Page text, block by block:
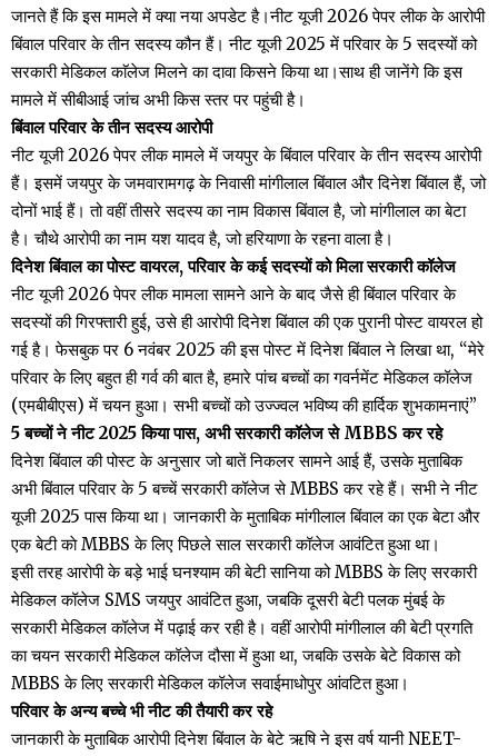
जानते हैं कि इस मामले में क्या नया अपडेट है।नीट यूजी 2026 पेपर लीक के आरोपी
बिंवाल परिवार के तीन सदस्य कौन हैं। नीट यूजी 2025 में परिवार के 5 सदस्यों को
सरकारी मेडिकल काॅलेज मिलने का दावा किसने किया था।साथ ही जानेंगे कि इस
मामले में सीबीआई जांच अभी किस स्तर पर पहुंची है।
बिंवाल परिवार के तीन सदस्य आरोपी
नीट यूजी 2026 पेपर लीक मामले में जयपुर के बिंवाल परिवार के तीन सदस्य आरोपी
हैं। इसमें जयपुर के जमवारामगढ़ के निवासी मांगीलाल बिंवाल और दिनेश बिंवाल हैं, जो
दोनों भाई हैं। तो वहीं तीसरे सदस्य का नाम विकास बिंवाल है, जो मांगीलाल का बेटा
है। चौथे आरोपी का नाम यश यादव है, जो हरियाणा के रहना वाला है।
दिनेश बिंवाल का पोस्ट वायरल, परिवार के कई सदस्यों को मिला सरकारी कॉलेज
नीट यूजी 2026 पेपर लीक मामला सामने आने के बाद जैसे ही बिंवाल परिवार के
सदस्यों की गिरफ्तारी हुई, उसे ही आरोपी दिनेश बिंवाल की एक पुरानी पोस्ट वायरल हो
गई है। फेसबुक पर 6 नवंबर 2025 की इस पोस्ट में दिनेश बिंवाल ने लिखा था, “मेरे
परिवार के लिए बहुत ही गर्व की बात है, हमारे पांच बच्चों का गवर्नमेंट मेडिकल कॉलेज
(एमबीबीएस) में चयन हुआ। सभी बच्चों को उज्ज्वल भविष्य की हार्दिक शुभकामनाएं”
5 बच्चों ने नीट 2025 किया पास, अभी सरकारी कॉलेज से MBBS कर रहे
दिनेश बिंवाल की पोस्ट के अनुसार जो बातें निकलर सामने आई हैं, उसके मुताबिक
अभी बिंवाल परिवार के 5 बच्चें सरकारी कॉलेज से MBBS कर रहे हैं। सभी ने नीट
यूजी 2025 पास किया था। जानकारी के मुताबिक मांगीलाल बिंवाल का एक बेटा और
एक बेटी काे MBBS के लिए पिछले साल सरकारी कॉलेज आवंटित हुआ था।
इसी तरह आरोपी के बड़े भाई घनश्याम की बेटी सानिया को MBBS के लिए सरकारी
मेडिकल कॉलेज SMS जयपुर आवंटित हुआ, जबकि दूसरी बेटी पलक मुंबई के
सरकारी मेडिकल कॉलेज में पढ़ाई कर रही है। वहीं आरोपी मांगीलाल की बेटी प्रगति
का चयन सरकारी मेडिकल कॉलेज दौसा में हुआ था, जबकि उसके बेटे विकास को
MBBS के लिए सरकारी मेडिकल कॉलेज सवाईमाधोपुर आंवटित हुआ।
परिवार के अन्य बच्चे भी नीट की तैयारी कर रहे
जानकारी के मुताबिक आरोपी दिनेश बिंवाल के बेटे ऋषि ने इस वर्ष यानी NEET-